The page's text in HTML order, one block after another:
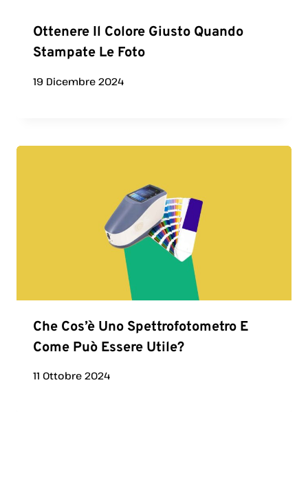
Ottenere Il Colore Giusto Quando
Stampate Le Foto
19 Dicembre 2024
Che Cos’è Uno Spettrofotometro E
Come Può Essere Utile?
11 Ottobre 2024